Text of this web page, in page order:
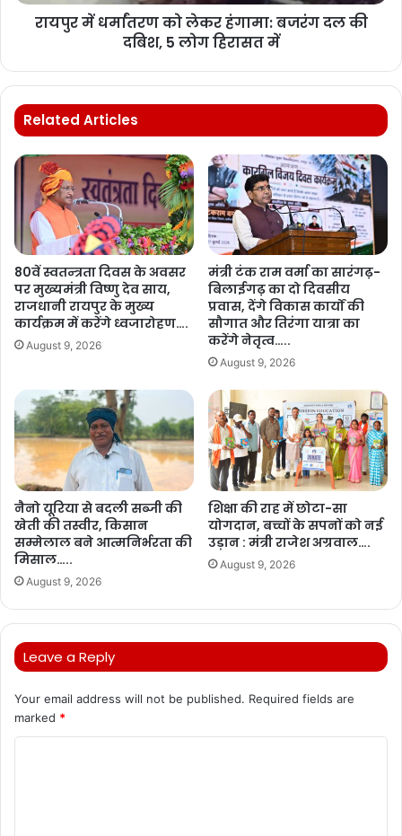
रायपुर में धर्मांतरण को लेकर हंगामा: बजरंग दल की
दबिश, 5 लोग हिरासत में
Related Articles
80वें स्वतन्त्रता दिवस के अवसर
पर मुख्यमंत्री विष्णु देव साय,
राजधानी रायपुर के मुख्य
कार्यक्रम में करेंगे ध्वजारोहण….
August 9, 2026
मंत्री टंक राम वर्मा का सारंगढ़-
बिलाईगढ़ का दो दिवसीय
प्रवास, देंगे विकास कार्यों की
सौगात और तिरंगा यात्रा का
करेंगे नेतृत्व…..
August 9, 2026
नैनो यूरिया से बदली सब्जी की
खेती की तस्वीर, किसान
सम्मेलाल बने आत्मनिर्भरता की
मिसाल…..
August 9, 2026
शिक्षा की राह में छोटा-सा
योगदान, बच्चों के सपनों को नई
उड़ान : मंत्री राजेश अग्रवाल….
August 9, 2026
Leave a Reply
Your email address will not be published. Required fields are
marked *